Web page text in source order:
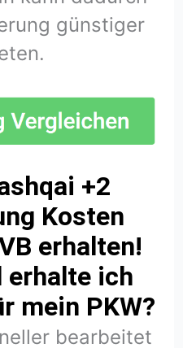
günstiger
+2
Kosten
erhalten!
erhalte ich
mein PKW?
bearbeitet